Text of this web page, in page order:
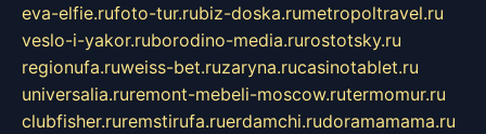
eva-elfie.rufoto-tur.rubiz-doska.rumetropoltravel.ru
veslo-i-yakor.ruborodino-media.rurostotsky.ru
regionufa.ruweiss-bet.ruzaryna.rucasinotablet.ru
universalia.ruremont-mebeli-moscow.rutermomur.ru
clubfisher.ruremstirufa.ruerdamchi.rudoramamama.ru